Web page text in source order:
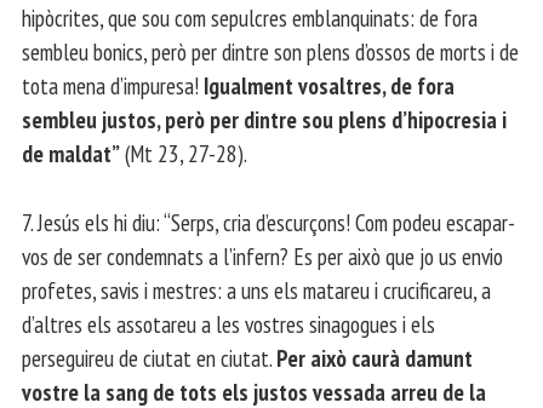
hipòcrites, que sou com sepulcres emblanquinats: de fora
sembleu bonics, però per dintre son plens d’ossos de morts i de
tota mena d’impuresa! Igualment vosaltres, de fora
sembleu justos, però per dintre sou plens d’hipocresia i
de maldat”(Mt 23, 27-28).
7. Jesús els hi diu: “Serps, cria d’escurçons! Com podeu escapar-
vos de ser condemnats a l’infern? Es per això que jo us envio
profetes, savis i mestres: a uns els matareu i crucificareu, a
d’altres els assotareu a les vostres sinagogues i els
perseguireu de ciutat en ciutat. Per això caurà damunt
vostre la sang de tots els justos vessada arreu de la